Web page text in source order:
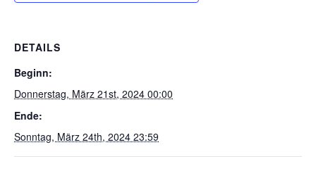
DETAILS
Beginn:
Donnerstag, März 21st, 2024 00:00
Ende:
Sonntag, März 24th, 2024 23:59